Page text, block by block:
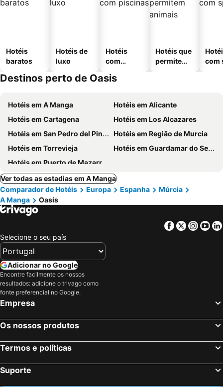
Hotéis
baratos
Hotéis de
luxo
Hotéis
com
Hotéis que
permitem
com
Destinos perto de Oasis
Hotéis em A Manga
Hotéis em Alicante
Hotéis em Cartagena
Hotéis em Los Alcazares
Hotéis em San Pedro del Pinatar
Hotéis em Região de Murcia
Hotéis em Torrevieja
Hotéis em Guardamar do Segura
Hotéis em Puerto de Mazarrón
Ver todas as estadias em A Manga
Comparador de Hotéis
Europa Espanha
Múrcia
A Manga
Oasis
Facebook
Twitter
Selecione o seu país
Adicionar no Google
Encontre facilmente os nossos
resultados: adicione o trivago como
fonte preferencial no Google.
Empresa
Os nossos produtos
Termos e políticas
Suporte